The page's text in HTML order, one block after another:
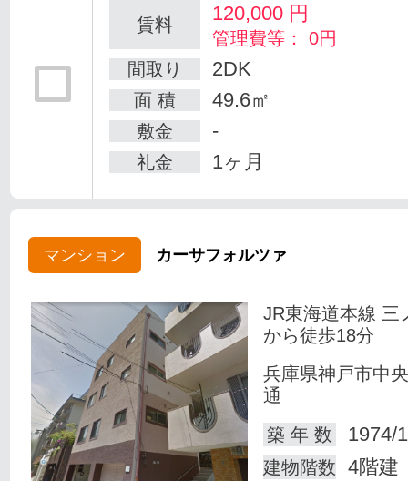
賃料 120,000 円
管理費等： 0円
間取り
2DK
面 積 49.6㎡
敷金 -
礼金 1ヶ月
マンション カーサフォルツァ
JR東海道本線 三
から徒歩18分
兵庫県神戸市中
通
築 年 数
1974/
建物階数 4階建